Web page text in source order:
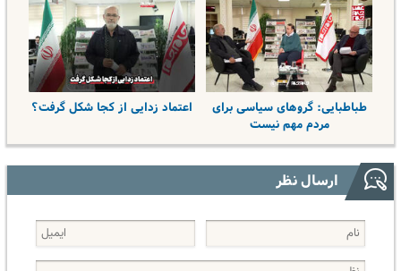
طباطبایی: گروهای سیاسی برای
مردم مهم نیست
اعتماد زدایی از کجا شکل گرفت؟
ارسال نظر